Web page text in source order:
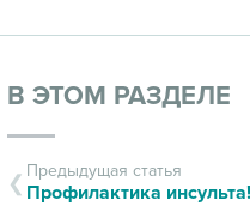
В ЭТОМ РАЗДЕЛЕ
Предыдущая статья
Профилактика инсульта!